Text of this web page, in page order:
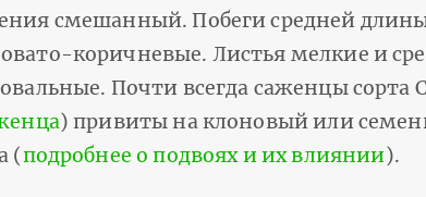
смешанный. Побеги средней
коричневые. Листья мелкие и
Почти всегда саженцы сорта
) привиты на клоновый или
(подробнее о подвоях и их влиянии).